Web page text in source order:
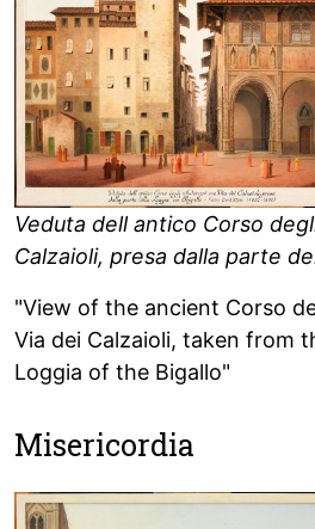
Veduta dell antico Corso
Calzaioli, presa dalla parte
"View of the ancient Corso
Via dei Calzaioli, taken from
Loggia of the Bigallo"
Misericordia